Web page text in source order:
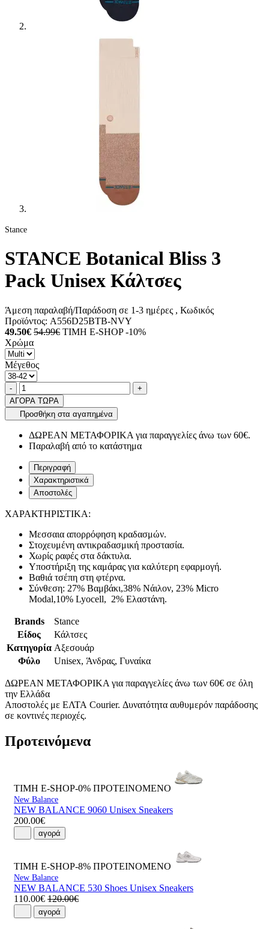
Stance
STANCE Botanical Bliss 3
Pack Unisex Κάλτσες
Άμεση παραλαβή/Παράδοση σε 1-3 ημέρες , Κωδικός
Προϊόντος: A556D25BTB-NVY
49.50€ 54.99€ ΤΙΜΗ E-SHOP -10%
Χρώμα
Μέγεθος
Ποσότητα
-product.increase.quantity +
ΑΓΟΡΑ ΤΩΡΑ
Προσθήκη στα αγαπημένα
ΔΩΡΕΑΝ ΜΕΤΑΦΟΡΙΚΑ για παραγγελίες άνω των 60€.
Παραλαβή από το κατάστημα
Περιγραφή
Χαρακτηριστικά
Αποστολές
ΧΑΡΑΚΤΗΡΙΣΤΙΚΑ:
Μεσσαια απορρόφηση κραδασμών.
Στοχευμένη αντικραδασμική προστασία.
Χωρίς ραφές στα δάκτυλα.
Υποστήριξη της καμάρας για καλύτερη εφαρμογή.
Βαθιά τσέπη στη φτέρνα.
Σύνθεση: 27% Βαμβάκι,38% Νάιλον, 23% Micro
Modal,10% Lyocell, 2% Ελαστάνη.
Brands
Stance
Είδος
Κάλτσες
Κατηγορία Αξεσουάρ
Φύλο
Unisex, Άνδρας, Γυναίκα
ΔΩΡΕΑΝ ΜΕΤΑΦΟΡΙΚΑ για παραγγελίες άνω των 60€ σε όλη
την Ελλάδα
Αποστολές με ΕΛΤΑ Courier. Δυνατότητα αυθυμερόν παράδοσης
σε κοντινές περιοχές.
Προτεινόμενα
ΤΙΜΗ E-SHOP-0% ΠΡΟΤΕΙΝΟΜΕΝΟ
New Balance
NEW BALANCE 9060 Unisex Sneakers
200.00€
αγορά
ΤΙΜΗ E-SHOP-8% ΠΡΟΤΕΙΝΟΜΕΝΟ
New Balance
NEW BALANCE 530 Shoes Unisex Sneakers
110.00€ 120.00€
αγορά